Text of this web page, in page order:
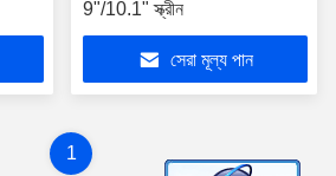
9"/10.1" স্ক্রীন
সেরা মূল্য পান
1